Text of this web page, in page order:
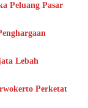
Peluang Pasar
Lebah
Perketat